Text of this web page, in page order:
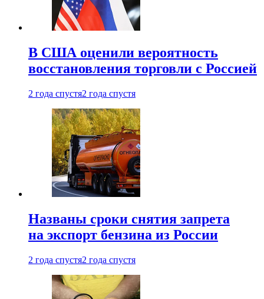
В США оценили вероятность
восстановления торговли с Россией
2 года спустя2 года спустя
Названы сроки снятия запрета
на экспорт бензина из России
2 года спустя2 года спустя